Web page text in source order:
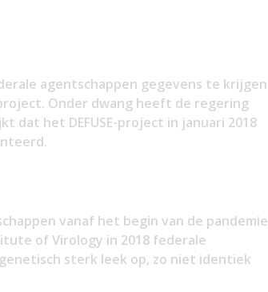
agentschappen gegevens te krijgen
project. Onder dwang heeft de regering
het DEFUSE-project in januari 2018
vanaf het begin van de pandemie
of Virology in 2018 federale
sterk leek op, zo niet identiek